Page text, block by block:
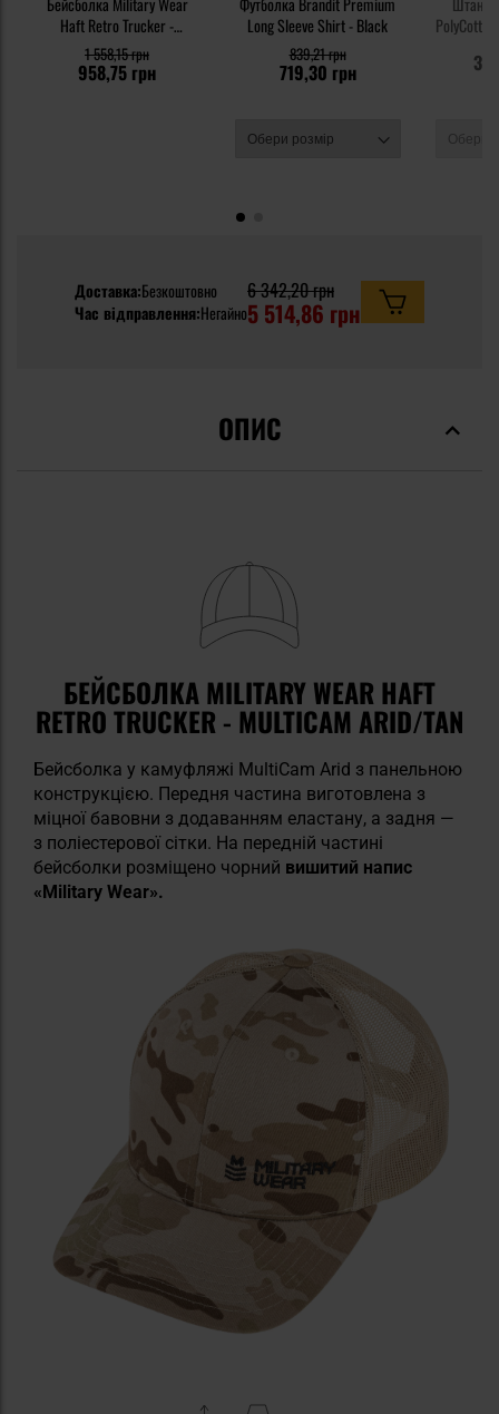
Haft Retro Trucker -
MultiCam Arid/Tan
958,75 грн
1 558,15 грн
Long Sleeve Shirt - Black
719,30 грн
839,21 грн 3
Доставка:Безкоштовно
Час відправлення:Негайно
6 342,20 грн
5 514,86 грн
ОПИС
БЕЙСБОЛКА MILITARY WEAR HAFT
RETRO TRUCKER - MULTICAM ARID/TAN
Бейсболка у камуфляжі MultiCam Arid з панельною
конструкцією. Передня частина виготовлена з
міцної бавовни з додаванням еластану, а задня —
з поліестерової сітки. На передній частині
бейсболки розміщено чорний вишитий напис
«Military Wear».